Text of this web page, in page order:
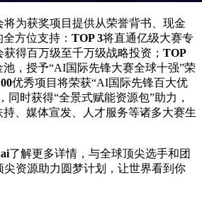
为获奖项目提供从荣誉背书、现金
方位支持： TOP 3将直通亿级大赛专
得百万级至千万级战略投资； TOP
，授予“AI国际先锋大赛全球十强”荣
优秀项目将荣获“AI国际先锋百大优
同时获得“全景式赋能资源包”助力，
、媒体宣发、人才服务等诸多大赛生
了解更多详情，与全球顶尖选手和团
资源助力圆梦计划，让世界看到你